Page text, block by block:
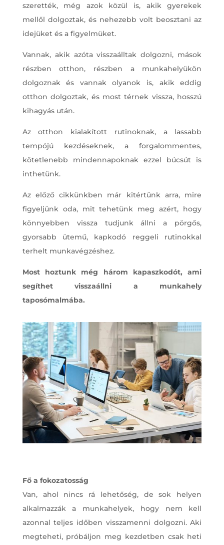
szerették, még azok közül is, akik gyerekek
mellől dolgoztak, és nehezebb volt beosztani az
idejüket és a figyelmüket.
Vannak, akik azóta visszaálltak dolgozni, mások
részben otthon, részben a munkahelyükön
dolgoznak és vannak olyanok is, akik eddig
otthon dolgoztak, és most térnek vissza, hosszú
kihagyás után.
Az otthon kialakított rutinoknak, a lassabb
tempójú kezdéseknek, a forgalommentes,
kötetlenebb mindennapoknak ezzel búcsút is
inthetünk.
Az előző cikkünkben már kitértünk arra, mire
figyeljünk oda, mit tehetünk meg azért, hogy
könnyebben vissza tudjunk állni a pörgős,
gyorsabb ütemű, kapkodó reggeli rutinokkal
terhelt munkavégzéshez.
Most hoztunk még három kapaszkodót, ami
segíthet visszaállni a munkahely
taposómalmába.
Fő a fokozatosság
Van, ahol nincs rá lehetőség, de sok helyen
alkalmazzák a munkahelyek, hogy nem kell
azonnal teljes időben visszamenni dolgozni. Aki
megteheti, próbáljon meg kezdetben csak heti